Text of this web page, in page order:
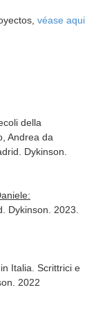
véase aqui
della
Andrea da
Dykinson.
Dykinson. 2023.
Italia. Scrittrici e
2022